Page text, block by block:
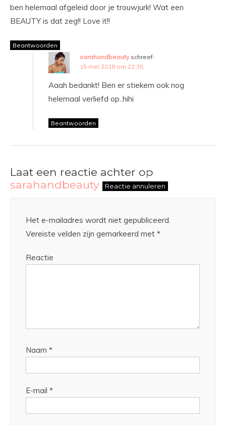
ben helemaal afgeleid door je trouwjurk! Wat een
BEAUTY is dat zeg!! Love it!!
Beantwoorden
sarahandbeauty schreef:
15 mei 2018 om 22:35
Aaah bedankt! Ben er stiekem ook nog
helemaal verliefd op..hihi
Beantwoorden
Laat een reactie achter op
sarahandbeauty
Reactie annuleren
Het e-mailadres wordt niet gepubliceerd.
Vereiste velden zijn gemarkeerd met *
Reactie
Naam *
E-mail *